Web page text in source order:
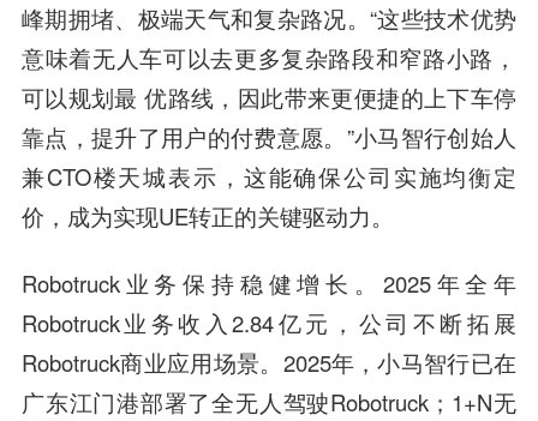
峰期拥堵、极端天气和复杂路况。“这些技术优势
意味着无人车可以去更多复杂路段和窄路小路，
可以规划最 优路线，因此带来更便捷的上下车停
靠点，提升了用户的付费意愿。”小马智行创始人
兼CTO楼天城表示，这能确保公司实施均衡定
价，成为实现UE转正的关键驱动力。
Robotruck业务保持稳健增长。2025年全年
Robotruck业务收入2.84亿元，公司不断拓展
Robotruck商业应用场景。2025年，小马智行已在
广东江门港部署了全无人驾驶Robotruck；1+N无